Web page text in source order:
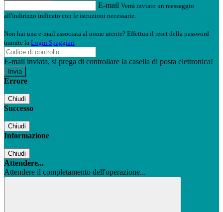
E-mail Verrà inviato un messaggio
all'indirizzo indicato con le istruzioni necessarie.
Non hai una e-mail associata al nome utente? Effettua il reset della password
tramite la Login Spaggiari
E-mail inviata, si prega di controllare la casella di posta elettronica!
Errore
Chiudi
Successo
Chiudi
Informazione
Chiudi
Attendere...
Attendere il completamento dell'operazione...